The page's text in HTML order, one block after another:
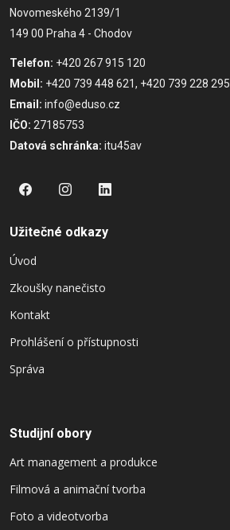
Novomeského 2139/1
149 00 Praha 4 - Chodov
Telefon: +420 267 915 120
Mobil: +420 739 448 621, +420 739 228 295
Email: info@eduso.cz
IČO: 27185753
Datová schránka: itu45av
Užitečné odkazy
Úvod
Zkoušky nanečisto
Kontakt
Prohlášení o přístupnosti
Správa
Studijní obory
Art management a produkce
Filmová a animační tvorba
Foto a videotvorba